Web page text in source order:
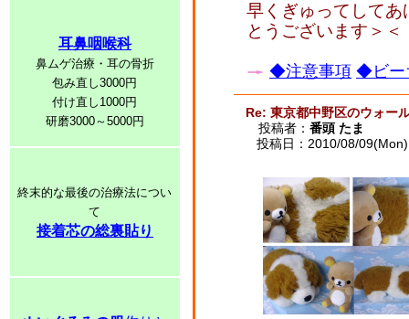
耳鼻咽喉科
鼻ムゲ治療・耳の骨折
包み直し3000円
付け直し1000円
研磨3000～5000円
終末的な最後の治療法につい
て
接着芯の総裏貼り
早くぎゅってして
とうございます＞＜
◆注意事項 ◆ビー
Re: 東京都中野区のウォー
投稿者： 番頭 たま
投稿日：2010/08/